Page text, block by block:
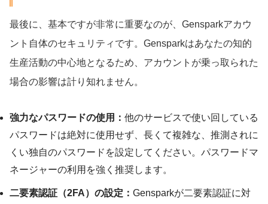
最後に、基本ですが非常に重要なのが、Gensparkアカウ
ント自体のセキュリティです。Gensparkはあなたの知的
生産活動の中心地となるため、アカウントが乗っ取られた
場合の影響は計り知れません。
強力なパスワードの使用： 他のサービスで使い回している
パスワードは絶対に使用せず、長くて複雑な、推測されに
くい独自のパスワードを設定してください。パスワードマ
ネージャーの利用を強く推奨します。
二要素認証（2FA）の設定： Gensparkが二要素認証に対